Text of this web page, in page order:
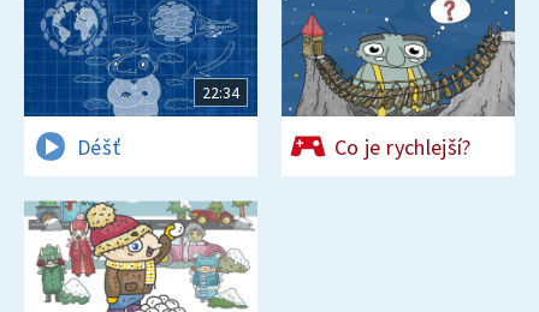
22:34
Déšť Co je rychlejší?